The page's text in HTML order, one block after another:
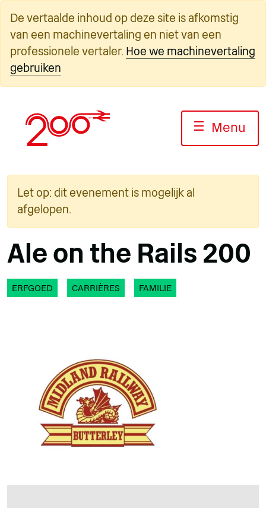
naar
inhoud
De vertaalde inhoud op deze site is afkomstig
van een machinevertaling en niet van een
professionele vertaler. Hoe we machinevertaling
gebruiken
☰ Menu
Let op: dit evenement is mogelijk al
afgelopen.
Ale on the Rails 200
ERFGOED CARRIÈRES FAMILIE